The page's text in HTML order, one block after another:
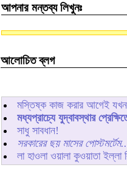
আপনার মন্তব্য লিখুনঃ
আলোচিত ব্লগ
মস্তিষ্ক কাজ করার আগেই
মধ্যপ্রাচ্যে যুদ্বাবস্থার
সাধু সাবধান!
সরকারের ছয় মাসের
লা হাওলা ওয়ালা কুওয়াতা ইল্লা